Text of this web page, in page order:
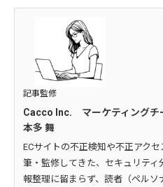
記事監修
Cacco Inc. マーケティングチ
本多 舞
ECサイトの不正検知や不正アク
筆・監修してきた、セキュリテ
報整理に留まらず、読者（ペル